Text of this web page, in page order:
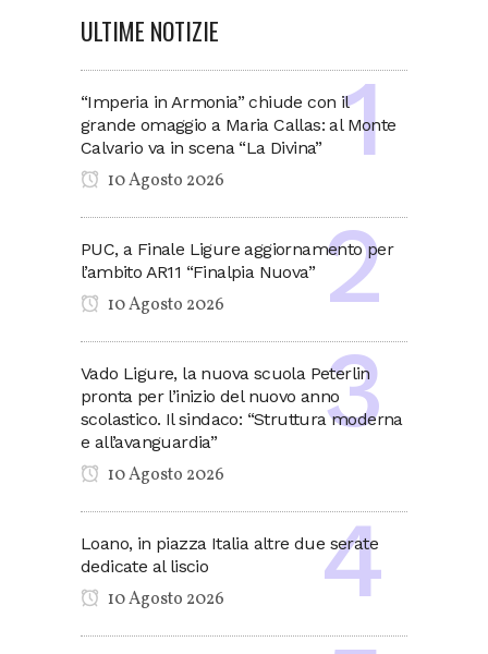
ULTIME NOTIZIE
“Imperia in Armonia” chiude con il
grande omaggio a Maria Callas: al Monte
Calvario va in scena “La Divina”
10 Agosto 2026
PUC, a Finale Ligure aggiornamento per
l’ambito AR11 “Finalpia Nuova”
10 Agosto 2026
Vado Ligure, la nuova scuola Peterlin
pronta per l’inizio del nuovo anno
scolastico. Il sindaco: “Struttura moderna
e all’avanguardia”
10 Agosto 2026
Loano, in piazza Italia altre due serate
dedicate al liscio
10 Agosto 2026